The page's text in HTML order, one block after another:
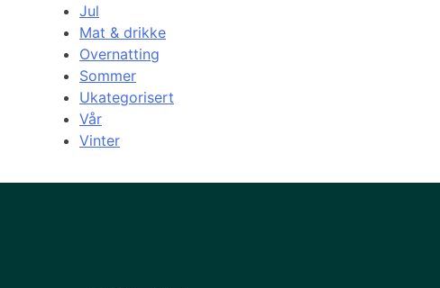
Jul
Mat & drikke
Overnatting
Sommer
Ukategorisert
Vår
Vinter